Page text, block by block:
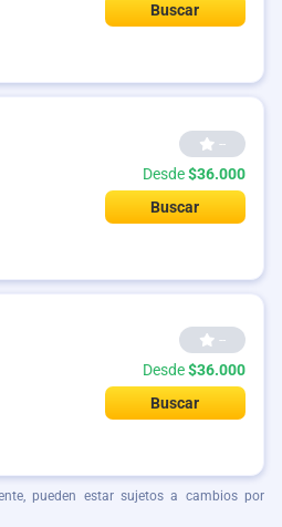
Buscar
--
Desde$36.000
Buscar
--
Desde$36.000
Buscar
pueden estar sujetos a cambios por